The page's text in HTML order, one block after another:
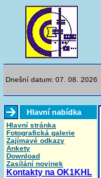
Dnešní datum: 07. 08. 2026
Hlavní nabídka
Hlavní stránka
Fotografická galerie
Zajímavé odkazy
Ankety
Download
Zasílání novinek
Kontakty na OK1KHL